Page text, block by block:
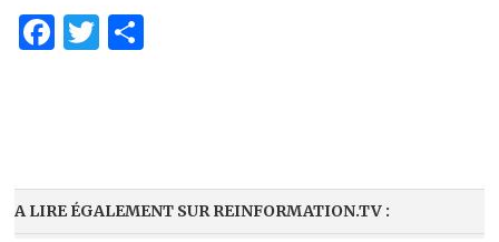
Facebook
Twitter
A LIRE ÉGALEMENT SUR REINFORMATION.TV :